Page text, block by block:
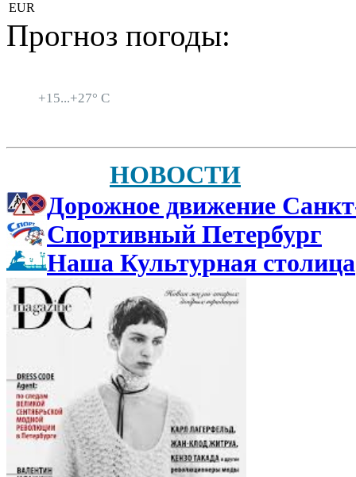
EUR
Прогноз погоды:
+15...+27° C
НОВОСТИ
Дорожное движение
Спортивный Петербург
Наша Культурная столица